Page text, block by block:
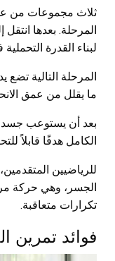
ثلاث مجموعات من
المرحلة. بعدها
لبناء القدرة
المرحلة التالية
ما يقلل من عمق
بعد أن يستوعب
الكامل هدفًا قابلاً
للرياضيين
الجسر، وهي حركة
تكرارات متعاقبة.
فوائد تمرين